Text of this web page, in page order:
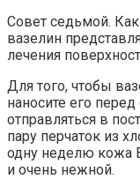
Совет седьмой.
вазелин
лечения
Для того, чтобы
наносите его
отправляться в
пару перчаток из
одну неделю кожа
и очень нежной.